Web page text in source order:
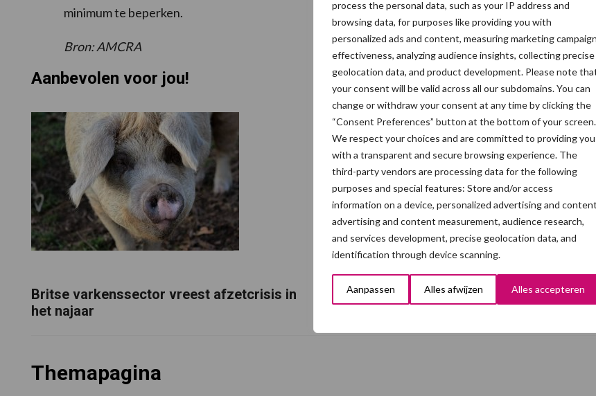
process the personal data, such as your IP address and
browsing data, for purposes like providing you with
personalized ads and content, measuring marketing campaign
effectiveness, analyzing audience insights, collecting precise
geolocation data, and product development. Please note
your consent will be valid across all our subdomains. You can
change or withdraw your consent at any time by clicking the
“Consent Preferences” button at the bottom of your screen.
We respect your choices and are committed to providing you
with a transparent and secure browsing experience. The
third-party vendors are processing data for the following
purposes and special features: Store and/or access
information on a device, personalized advertising and
advertising and content measurement, audience research,
and services development, precise geolocation data, and
identification through device scanning.
Aanpassen Alles afwijzen Alles accepteren
minimum te beperken.
Bron: AMCRA
Aanbevolen voor jou!
Britse varkenssector vreest afzetcrisis in
het najaar
Grondstoffenmarkt blijft grillig: droogte
Themapagina